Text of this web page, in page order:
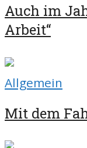
Auch im
Arbeit“
Allgemein
Mit dem